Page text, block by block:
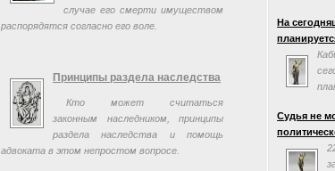
случае его смерти имуществом
распорядятся согласно его воле.
Принципы раздела наследства
Кто может считаться
законным наследником, принципы
раздела наследства и помощь
адвоката в этом непростом вопросе.
На
заседания
Судья не